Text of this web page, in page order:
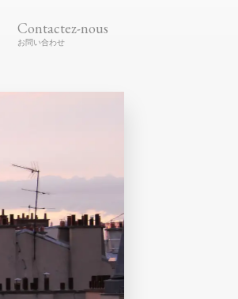
Contactez-nous